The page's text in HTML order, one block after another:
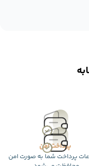
پرداخت امن
پرداخت شما به صورت امن